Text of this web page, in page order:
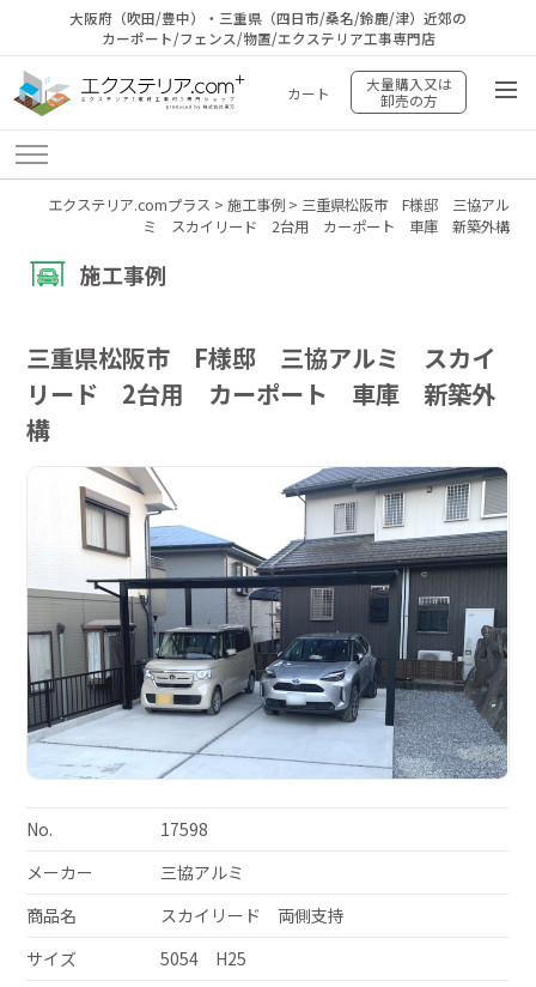
大阪府（吹田/豊中）・三重県（四日市/桑名/鈴鹿/津）近郊の
カーポート/フェンス/物置/エクステリア工事専門店
カート
大量購入又は
卸売の方
エクステリア.comプラス > 施工事例> 三重県松阪市 F様邸 三協アル
ミ スカイリード 2台用 カーポート 車庫 新築外構
施工事例
三重県松阪市 F様邸 三協アルミ スカイ
リード 2台用 カーポート 車庫 新築外
構
No.
17598
メーカー
三協アルミ
商品名
スカイリード 両側支持
サイズ
5054 H25